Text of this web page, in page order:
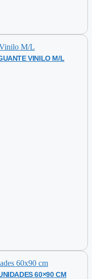
VINILO M/L
60×90 CM